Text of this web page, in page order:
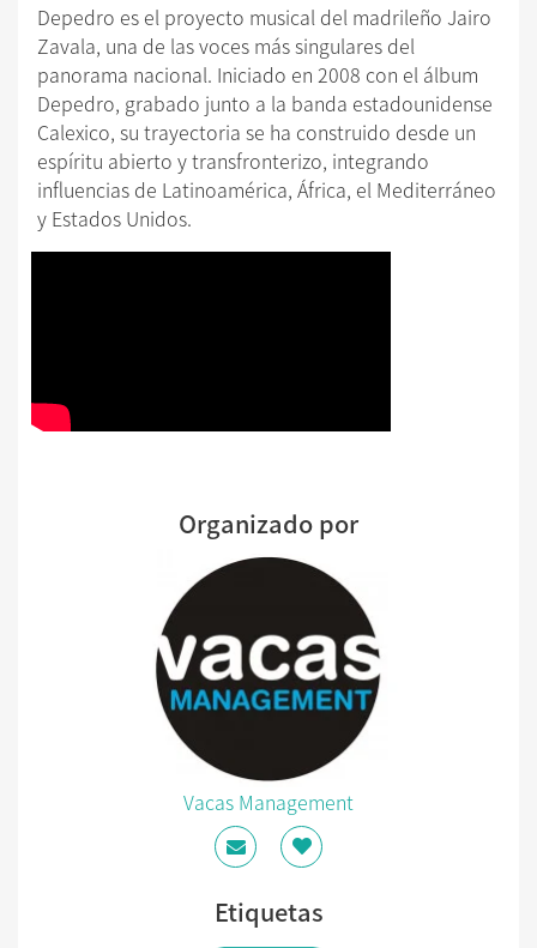
Depedro es el proyecto musical del madrileño Jairo
Zavala, una de las voces más singulares del
panorama nacional. Iniciado en 2008 con el álbum
Depedro, grabado junto a la banda estadounidense
Calexico, su trayectoria se ha construido desde un
espíritu abierto y transfronterizo, integrando
influencias de Latinoamérica, África, el Mediterráneo
y Estados Unidos.
Organizado por
Vacas Management
Etiquetas